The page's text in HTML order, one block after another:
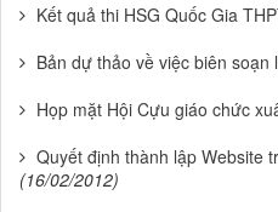
Kết quả thi HSG Quốc Gia
Bản dự thảo về việc biên soạn
Họp mặt Hội Cựu giáo chức
Quyết định thành lập Website
(16/02/2012)